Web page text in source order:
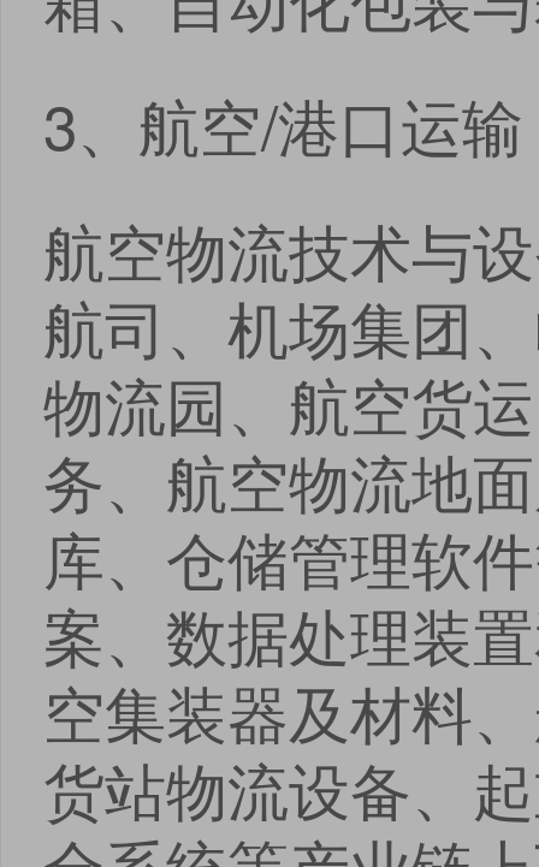
3、航空/港口运输
航空物流技术与
航司、机场集团
物流园、航空货
务、航空物流地
库、仓储管理软
案、数据处理装
空集装器及材料
货站物流设备、